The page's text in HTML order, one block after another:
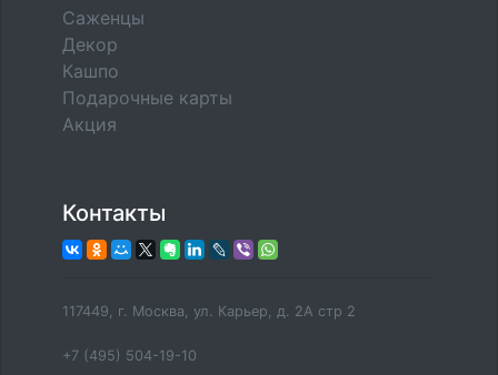
Саженцы
Декор
Кашпо
Подарочные карты
Акция
Контакты
117449, г. Москва, ул. Карьер, д. 2А стр 2
+7 (495) 504-19-10